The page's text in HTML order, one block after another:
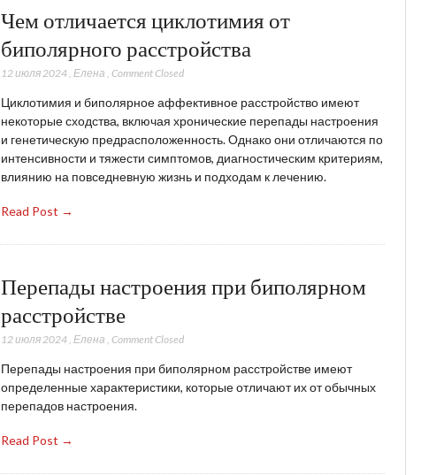
Чем отличается циклотимия от
биполярного расстройства
12 июля 2024, Елена , Comment Closed
Циклотимия и биполярное аффективное расстройство имеют
некоторые сходства, включая хронические перепады настроения
и генетическую предрасположенность. Однако они отличаются по
интенсивности и тяжести симптомов, диагностическим критериям,
влиянию на повседневную жизнь и подходам к лечению.
Read Post →
Перепады настроения при биполярном
расстройстве
12 июля 2024, Елена , Comment Closed
Перепады настроения при биполярном расстройстве имеют
определенные характеристики, которые отличают их от обычных
перепадов настроения.
Read Post →